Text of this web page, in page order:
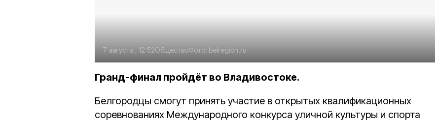
7 августа , 12:52ОбществоФото: belregion.ru
Гранд-финал пройдёт во Владивостоке.
Белгородцы смогут принять участие в открытых квалификационных
соревнованиях Международного конкурса уличной культуры и спорта